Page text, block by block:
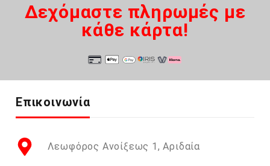
Δεχόμαστε πληρωμές με
κάθε κάρτα!
Επικοινωνία
Λεωφόρος Ανοίξεως 1, Αριδαία